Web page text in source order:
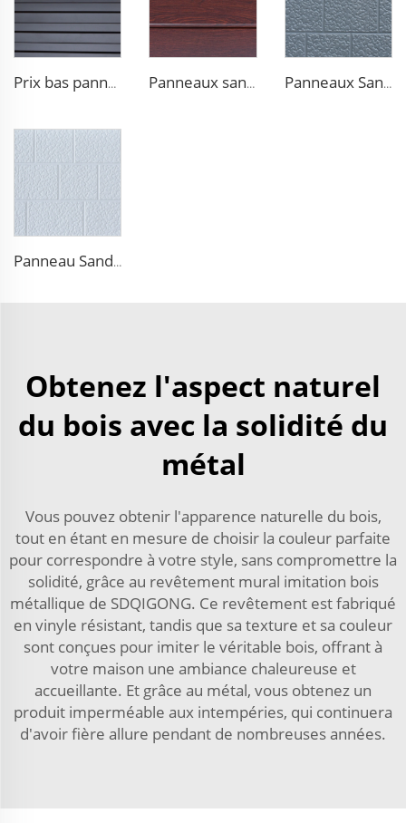
Prix bas panneaux de bardage isolants en mousse de polyuréthane avec panneau sandwich en aluminium pour les murs extérieurs d'une petite maison Panneaux sandwich décoratifs en mousse de polyuréthane pour les murs extérieurs, revêtement composite métallique pour la rénovation de maison Panneaux Sandwich en Mousse de Polyuréthane Métalliques Sculptés pour Revêtement Extérieur Panneaux Isolants Décoratifs pour Maisonnette
Panneau Sandwich Horizontal Décoratif Épaisseur 16mm pour Mur Intérieur et Extérieur en Mousse de Polyuréthane Isolant pour Maison
Obtenez l'aspect naturel
du bois avec la solidité du
métal
Vous pouvez obtenir l'apparence naturelle du bois,
tout en étant en mesure de choisir la couleur parfaite
pour correspondre à votre style, sans compromettre la
solidité, grâce au revêtement mural imitation bois
métallique de SDQIGONG. Ce revêtement est fabriqué
en vinyle résistant, tandis que sa texture et sa couleur
sont conçues pour imiter le véritable bois, offrant à
votre maison une ambiance chaleureuse et
accueillante. Et grâce au métal, vous obtenez un
produit imperméable aux intempéries, qui continuera
d'avoir fière allure pendant de nombreuses années.